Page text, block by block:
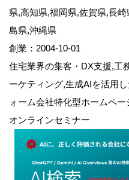
県,高知県,福岡県,佐賀県,長
島県,沖縄県
創業：2004-10-01
住宅業界の集客・DX支援,工
ーケティング,生成AIを活用
ォーム会社特化型ホームペ
オンラインセミナー